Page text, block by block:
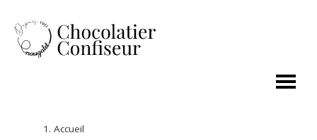
Accueil